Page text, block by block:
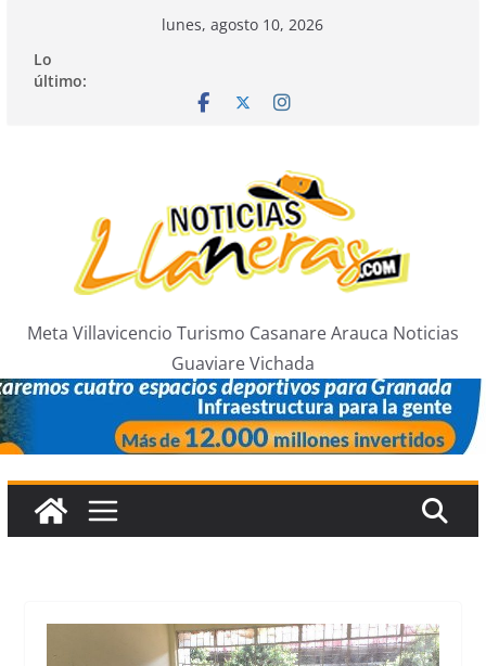
contenido
lunes, agosto 10, 2026
Lo
último:
Meta Villavicencio Turismo Casanare Arauca Noticias
Guaviare Vichada